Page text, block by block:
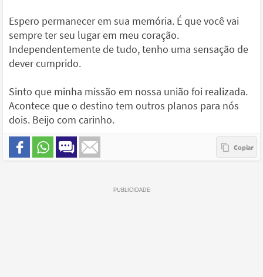
Espero permanecer em sua memória. É que você vai
sempre ter seu lugar em meu coração.
Independentemente de tudo, tenho uma sensação de
dever cumprido.
Sinto que minha missão em nossa união foi realizada.
Acontece que o destino tem outros planos para nós
dois. Beijo com carinho.